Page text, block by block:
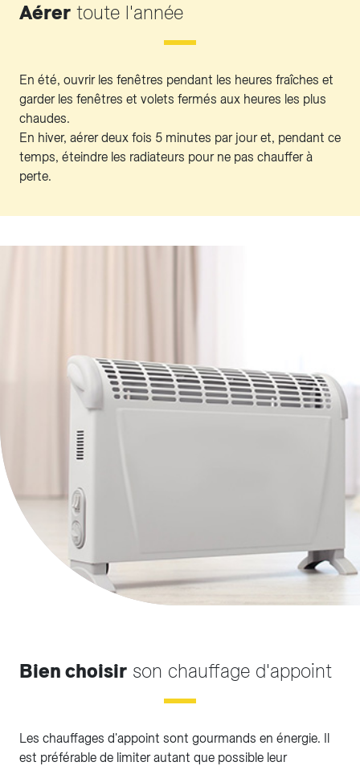
Aérer toute l'année
En été, ouvrir les fenêtres pendant les heures fraîches et
garder les fenêtres et volets fermés aux heures les plus
chaudes.
En hiver, aérer deux fois 5 minutes par jour et, pendant ce
temps, éteindre les radiateurs pour ne pas chauffer à
perte.
Bien choisir son chauffage d'appoint
Les chauffages d'appoint sont gourmands en énergie. Il
est préférable de limiter autant que possible leur